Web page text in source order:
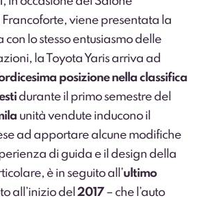
viene presentata la
con lo stesso entusiasmo delle
la Toyota Yaris arriva ad
posizione nella classifica
durante il primo semestre del
unità vendute inducono il
ad apportare alcune modifiche
di guida e il design della
è in seguito all’ultimo
all’inizio del 2017 – che l’auto